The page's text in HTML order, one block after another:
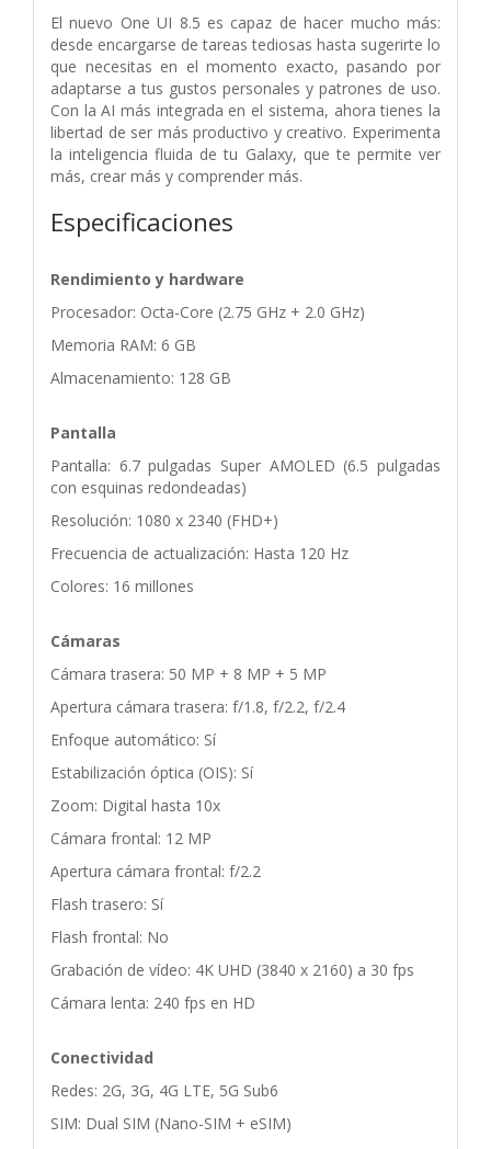
El nuevo One UI 8.5 es capaz de hacer mucho más:
desde encargarse de tareas tediosas hasta sugerirte lo
que necesitas en el momento exacto, pasando por
adaptarse a tus gustos personales y patrones de uso.
Con la AI más integrada en el sistema, ahora tienes la
libertad de ser más productivo y creativo. Experimenta
la inteligencia fluida de tu Galaxy, que te permite ver
más, crear más y comprender más.
Especificaciones
Rendimiento y hardware
Procesador: Octa-Core (2.75 GHz + 2.0 GHz)
Memoria RAM: 6 GB
Almacenamiento: 128 GB
Pantalla
Pantalla: 6.7 pulgadas Super AMOLED (6.5 pulgadas
con esquinas redondeadas)
Resolución: 1080 x 2340 (FHD+)
Frecuencia de actualización: Hasta 120 Hz
Colores: 16 millones
Cámaras
Cámara trasera: 50 MP + 8 MP + 5 MP
Apertura cámara trasera: f/1.8, f/2.2, f/2.4
Enfoque automático: Sí
Estabilización óptica (OIS): Sí
Zoom: Digital hasta 10x
Cámara frontal: 12 MP
Apertura cámara frontal: f/2.2
Flash trasero: Sí
Flash frontal: No
Grabación de vídeo: 4K UHD (3840 x 2160) a 30 fps
Cámara lenta: 240 fps en HD
Conectividad
Redes: 2G, 3G, 4G LTE, 5G Sub6
SIM: Dual SIM (Nano-SIM + eSIM)